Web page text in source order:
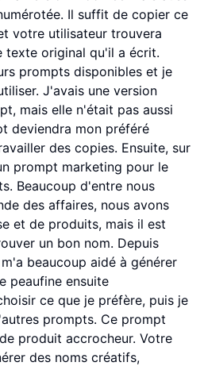
Il suffit de copier ce
votre utilisateur trouvera
texte original qu'il a écrit.
prompts disponibles et je
J'avais une version
mais elle n'était pas aussi
deviendra mon préféré
des copies. Ensuite, sur
prompt marketing pour le
Beaucoup d'entre nous
des affaires, nous avons
et de produits, mais il est
un bon nom. Depuis
beaucoup aidé à générer
peaufine ensuite
ce que je préfère, puis je
prompts. Ce prompt
produit accrocheur. Votre
des noms créatifs,